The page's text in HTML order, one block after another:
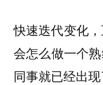
快速迭代变化
会怎么做一个
同事就已经出现